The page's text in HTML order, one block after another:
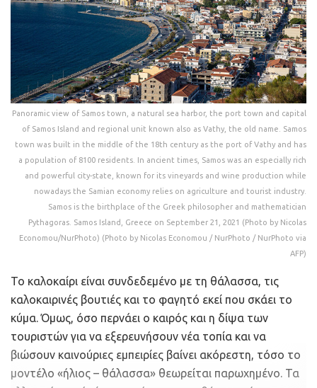
Panoramic view of Samos town, a natural sea harbor, the port town and capital
of Samos Island and regional unit known also as Vathy, the old name. Samos
town was built in the middle of the 18th century as the port of Vathy and has
a population of 8100 residents. In ancient times, Samos was an especially rich
and powerful city-state, known for its vineyards and wine production while
nowadays the Samian economy relies on agriculture and tourist industry.
Samos is the birthplace of the Greek philosopher and mathematician
Pythagoras. Samos Island, Greece on September 21, 2021 (Photo by Nicolas
Economou/NurPhoto) (Photo by Nicolas Economou / NurPhoto / NurPhoto via
AFP)
Το καλοκαίρι είναι συνδεδεμένο με τη θάλασσα, τις
καλοκαιρινές βουτιές και το φαγητό εκεί που σκάει το
κύμα. Όμως, όσο περνάει ο καιρός και η δίψα των
τουριστών για να εξερευνήσουν νέα τοπία και να
βιώσουν καινούριες εμπειρίες βαίνει ακόρεστη, τόσο το
μοντέλο «ήλιος – θάλασσα» θεωρείται παρωχημένο. Τα